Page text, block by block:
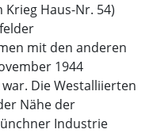
Haus-Nr. 54)
mit den anderen
1944
Die Westalliierten
Nähe der
Industrie